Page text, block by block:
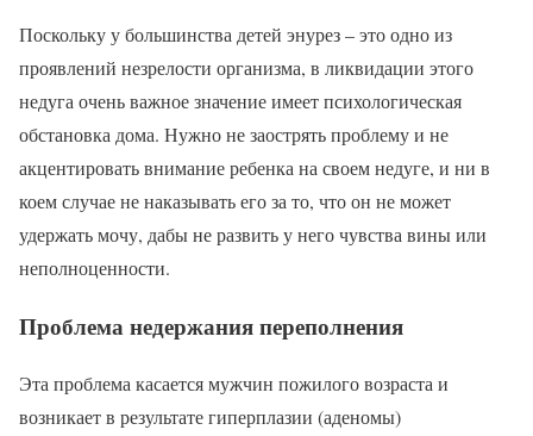
Поскольку у большинства детей энурез – это одно из
проявлений незрелости организма, в ликвидации этого
недуга очень важное значение имеет психологическая
обстановка дома. Нужно не заострять проблему и не
акцентировать внимание ребенка на своем недуге, и ни в
коем случае не наказывать его за то, что он не может
удержать мочу, дабы не развить у него чувства вины или
неполноценности.
Проблема недержания переполнения
Эта проблема касается мужчин пожилого возраста и
возникает в результате гиперплазии (аденомы)